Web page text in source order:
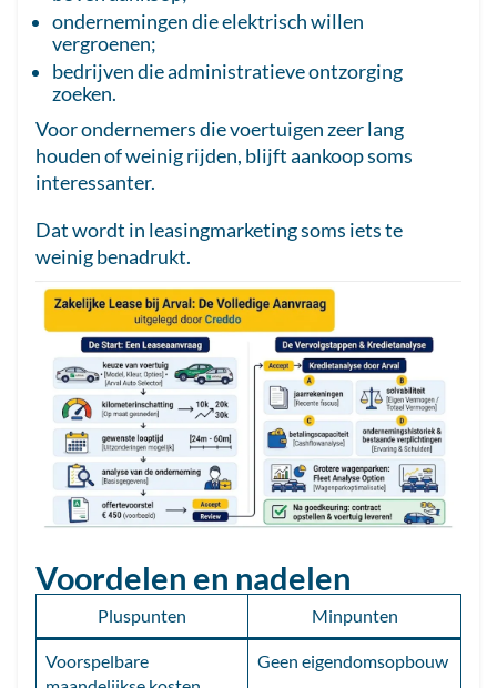
ondernemingen die elektrisch willen
vergroenen;
bedrijven die administratieve ontzorging
zoeken.
Voor ondernemers die voertuigen zeer lang
houden of weinig rijden, blijft aankoop soms
interessanter.
Dat wordt in leasingmarketing soms iets te
weinig benadrukt.
Voordelen en nadelen
Pluspunten Minpunten
Voorspelbare
Geen eigendomsopbouw